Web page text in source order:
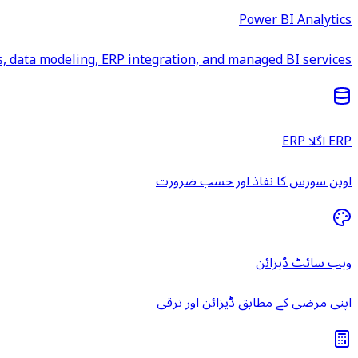
Power BI Analytics
data modeling, ERP integration, and managed BI services.
ERP اگلا ERP
اوپن سورس کا نفاذ اور حسب ضرورت
ویب سائٹ ڈیزائن
اپنی مرضی کے مطابق ڈیزائن اور ترقی